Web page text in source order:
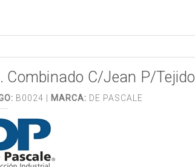
Combinado C/Jean P/Tejido
B0024 | MARCA: DE PASCALE